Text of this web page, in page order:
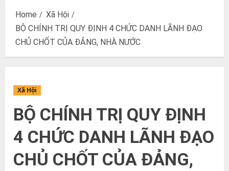
Home
Xã Hội
BỘ CHÍNH TRỊ QUY ĐỊNH 4 CHỨC DANH LÃNH ĐẠO
CHỦ CHỐT CỦA ĐẢNG, NHÀ NƯỚC
Xã Hội
BỘ CHÍNH TRỊ QUY ĐỊNH
4 CHỨC DANH LÃNH ĐẠO
CHỦ CHỐT CỦA ĐẢNG,